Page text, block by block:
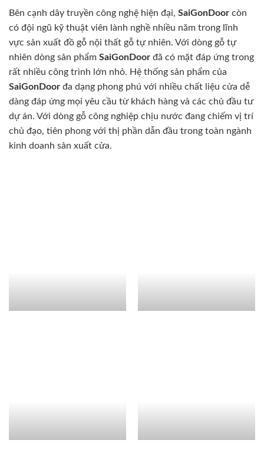
Bên cạnh dây truyền công nghệ hiện đại, SaiGonDoor còn
có đội ngũ kỹ thuật viên lành nghề nhiều năm trong lĩnh
vực sản xuất đồ gỗ nội thất gỗ tự nhiên. Với dòng gỗ tự
nhiên dòng sản phẩm SaiGonDoor đã có mặt đáp ứng trong
rất nhiều công trình lớn nhỏ. Hệ thống sản phẩm của
SaiGonDoor đa dạng phong phú với nhiều chất liệu cửa dễ
dàng đáp ứng mọi yêu cầu từ khách hàng và các chủ đầu tư
dự án. Với dòng gỗ công nghiệp chịu nước đang chiếm vị trí
chủ đạo, tiên phong với thị phần dẫn đầu trong toàn ngành
kinh doanh sản xuất cửa.